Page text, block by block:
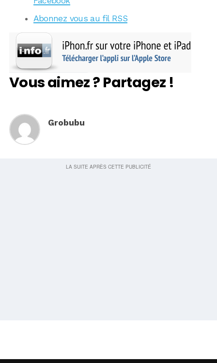
Abonnez vous au fil RSS
Vous aimez ? Partagez !
Grobubu